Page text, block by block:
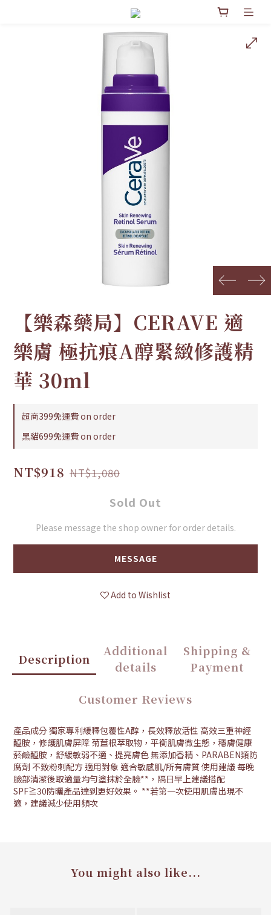
prev next
【樂森藥局】CERAVE 適
樂膚 極抗痕A醇緊緻修護精
華 30ml
超商399免運費 on order
黑貓699免運費 on order
NT$918 NT$1,080
Sold Out
Please message the shop owner for order details.
MESSAGE
Add to Wishlist
Description
Additional
details
Shipping &
Payment
Customer Reviews
產品成分 獨家專利緩釋包覆性A醇，長效釋放活性 高效三重神經
醯胺，修護肌膚屏障 菊苣根萃取物，平衡肌膚微生態，穩膚健康
菸鹼醯胺，舒緩敏弱不適、提亮膚色 無添加香精、PARABEN類防
腐劑 不致粉刺配方 適用對象 適合敏感肌/所有膚質 使用建議 每晚
臉部清潔後取適量均勻塗抹於全臉**，隔日早上建議搭配
SPF≧30防曬產品達到更好效果。 **若第一次使用肌膚出現不
適，建議減少使用頻次
You might also like...